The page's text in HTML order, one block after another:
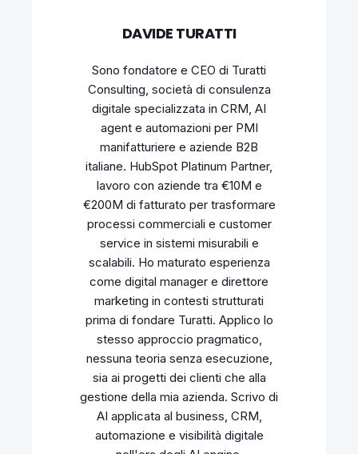
DAVIDE TURATTI
Sono fondatore e CEO di Turatti
Consulting, società di consulenza
digitale specializzata in CRM, AI
agent e automazioni per PMI
manifatturiere e aziende B2B
italiane. HubSpot Platinum Partner,
lavoro con aziende tra €10M e
€200M di fatturato per trasformare
processi commerciali e customer
service in sistemi misurabili e
scalabili. Ho maturato esperienza
come digital manager e direttore
marketing in contesti strutturati
prima di fondare Turatti. Applico lo
stesso approccio pragmatico,
nessuna teoria senza esecuzione,
sia ai progetti dei clienti che alla
gestione della mia azienda. Scrivo di
AI applicata al business, CRM,
automazione e visibilità digitale